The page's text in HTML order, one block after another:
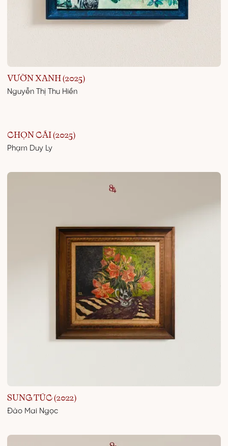
VƯỜN XANH (2025)
Nguyễn Thị Thu Hiền
CHỌN CÁI (2025)
Phạm Duy Ly
SUNG TÚC (2022)
Đào Mai Ngọc